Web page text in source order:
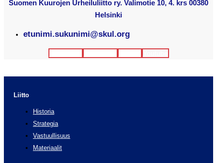
Suomen Kuurojen Urheiluliitto ry. Valimotie 10, 4. krs 00380
Helsinki
etunimi.sukunimi@skul.org
Liitto
Historia
Strategia
Vastuullisuus
Materiaalit